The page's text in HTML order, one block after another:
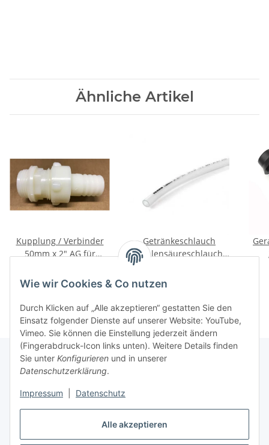
Alle akzeptieren
Wie wir Cookies & Co nutzen
Durch Klicken auf „Alle akzeptieren“ gestatten Sie den
Einsatz folgender Dienste auf unserer Website: YouTube,
Vimeo. Sie können die Einstellung jederzeit ändern
(Fingerabdruck-Icon links unten). Weitere Details finden
Sie unter Konfigurieren und in unserer
Datenschutzerklärung.
Impressum Datenschutz
Ähnliche Artikel
Kupplung / Verbinder
50mm x 2" AG für
Gartenschlauch
Getränkeschlauch
Kohlensäureschlauch
RAU-PE 940 6,8/1,35
100m von Rehau